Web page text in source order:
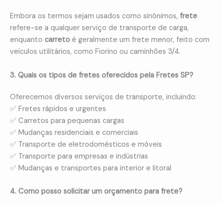
Embora os termos sejam usados como sinônimos, frete
refere-se a qualquer serviço de transporte de carga,
enquanto carreto é geralmente um frete menor, feito com
veículos utilitários, como Fiorino ou caminhões 3/4.
3. Quais os tipos de fretes oferecidos pela Fretes SP?
Oferecemos diversos serviços de transporte, incluindo:
✅ Fretes rápidos e urgentes
✅ Carretos para pequenas cargas
✅ Mudanças residenciais e comerciais
✅ Transporte de eletrodomésticos e móveis
✅ Transporte para empresas e indústrias
✅ Mudanças e transportes para interior e litoral
4. Como posso solicitar um orçamento para frete?